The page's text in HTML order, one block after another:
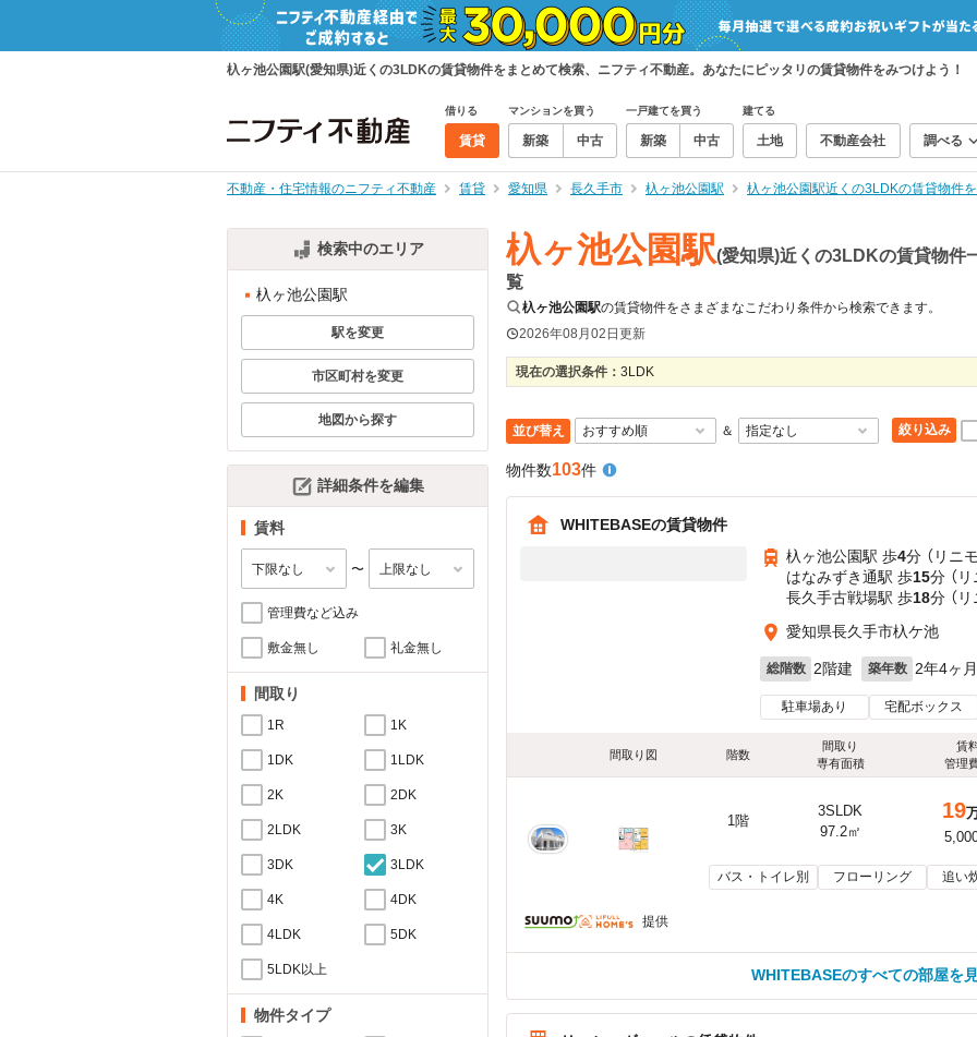
杁ヶ池公園駅(愛知県)近くの3LDKの賃貸物件をまとめて検索、ニフティ不動産。あなたにピッタリの賃貸物件をみつけよう！
借りる
賃貸
マンションを買う
新築 中古
一戸建てを買う
新築 中古
建てる
土地 不動産会社 調べる
不動産・住宅情報のニフティ不動産 賃貸 愛知県 長久手市 杁ヶ池公園駅 杁ヶ池公園駅近くの3LDKの賃貸物件
検索中のエリア
杁ヶ池公園駅
駅を変更
市区町村を変更
地図から探す
詳細条件を編集
賃料
〜
管理費など込み
敷金無し 礼金無し
間取り
1R 1K
1DK 1LDK
2K 2DK
2LDK 3K
3DK 3LDK
4K 4DK
4LDK 5DK
5LDK以上
物件タイプ
杁ヶ池公園駅(愛知県)近くの3LDKの賃貸物件
覧
杁ヶ池公園駅の賃貸物件をさまざまなこだわり条件から検索できます。
2026年08月02日更新
現在の選択条件： 3LDK
並び替え ＆ 絞り込み
物件数103件
WHITEBASEの賃貸物件
杁ヶ池公園駅 歩4分 （リニモ
はなみずき通駅 歩15分 （リ
長久手古戦場駅 歩18分 （リ
愛知県長久手市杁ケ池
総階数 2階建 築年数 2年4ヶ月
駐車場あり 宅配ボックス
間取り図 階数
間取り
専有面積
賃
管理
1階
3SLDK
97.2㎡
19
バス・トイレ別 フローリング 追い
提供
WHITEBASEのすべての部屋を